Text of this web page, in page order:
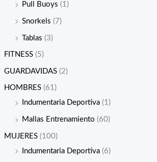
Pull Buoys (1)
Snorkels (7)
Tablas (3)
FITNESS (5)
GUARDAVIDAS (2)
HOMBRES (61)
Indumentaria Deportiva (1)
Mallas Entrenamiento (60)
MUJERES (100)
Indumentaria Deportiva (6)